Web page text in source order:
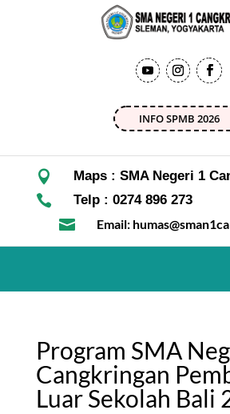
INFO SPMB 2026
 Maps : SMA Negeri 1
 Telp : 0274 896 273
 Email:
Program SMA
Cangkringan
Luar Sekolah Bali